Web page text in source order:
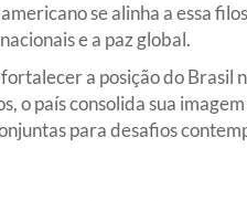
se alinha a essa
e a paz global.
a posição do
o país consolida sua
para desafios